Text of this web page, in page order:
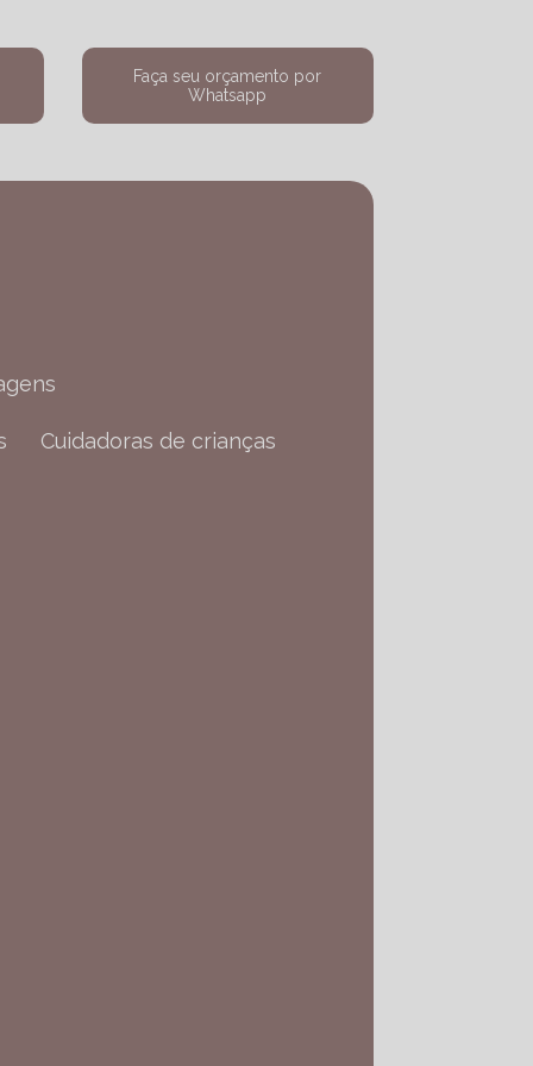
Faça seu orçamento por
Whatsapp
Cuidadoras de crianças